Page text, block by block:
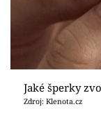
Jaké šperky
Zdroj: Klenota.cz